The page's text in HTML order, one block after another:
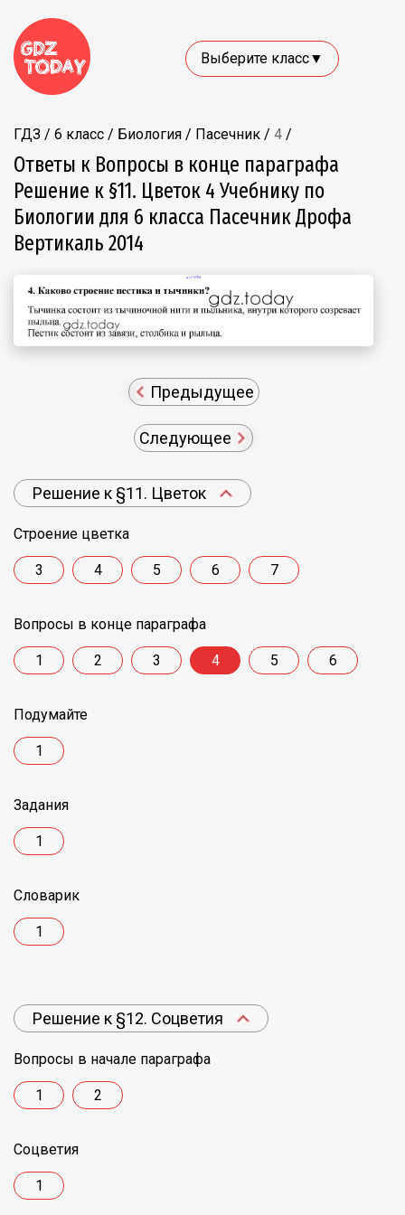
Выберите класс▼
ГДЗ / 6 класс / Биология / Пасечник / 4 /
Ответы к Вопросы в конце параграфа
Решение к §11. Цветок 4 Учебнику по
Биологии для 6 класса Пасечник Дрофа
Вертикаль 2014
Предыдущее
Следующее
Решение к §11. Цветок
Строение цветка
3 4 5 6 7
Вопросы в конце параграфа
1 2 3 4 5 6
Подумайте
1
Задания
1
Словарик
1
Решение к §12. Соцветия
Вопросы в начале параграфа
1 2
Соцветия
1